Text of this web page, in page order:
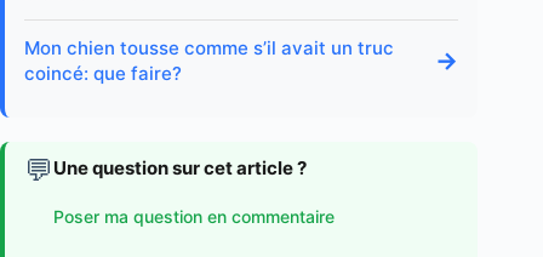
Mon chien tousse comme s’il avait un truc
coincé: que faire?
→
💬 Une question sur cet article ?
Poser ma question en commentaire